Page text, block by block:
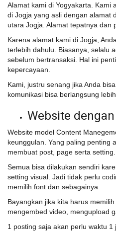
Alamat kami di Yogyakarta. Kami
di Jogja yang asli dengan alamat
utara Jogja. Alamat tepatnya dan
Karena alamat kami di Jogja,
terlebih dahulu. Biasanya, selalu
sebelum bertransaksi. Hal ini
kepercayaan.
Kami, justru senang jika Anda
komunikasi bisa berlangsung lebih
Website
Website model Content
keunggulan. Yang paling penting
membuat post, page serta setting.
Semua bisa dilakukan sendiri
setting visual. Jadi tidak perlu
memilih font dan sebagainya.
Bayangkan jika kita harus
mengembed video, mengupload
1 posting saja akan perlu waktu